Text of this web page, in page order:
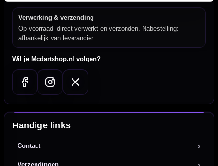
Verwerking & verzending
Op voorraad: direct verwerkt en verzonden. Nabestelling:
afhankelijk van leverancier.
Wil je Mcdartshop.nl volgen?
Handige links
Contact
Verzendingen